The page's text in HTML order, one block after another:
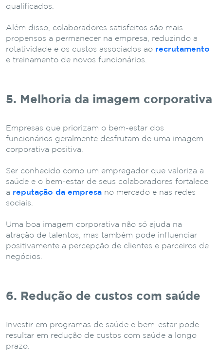
qualificados.
Além disso, colaboradores satisfeitos são mais
propensos a permanecer na empresa, reduzindo a
rotatividade e os custos associados ao recrutamento
e treinamento de novos funcionários.
5. Melhoria da imagem corporativa
Empresas que priorizam o bem-estar dos
funcionários geralmente desfrutam de uma imagem
corporativa positiva.
Ser conhecido como um empregador que valoriza a
saúde e o bem-estar de seus colaboradores fortalece
a reputação da empresa no mercado e nas redes
sociais.
Uma boa imagem corporativa não só ajuda na
atração de talentos, mas também pode influenciar
positivamente a percepção de clientes e parceiros de
negócios.
6. Redução de custos com saúde
Investir em programas de saúde e bem-estar pode
resultar em redução de custos com saúde a longo
prazo.